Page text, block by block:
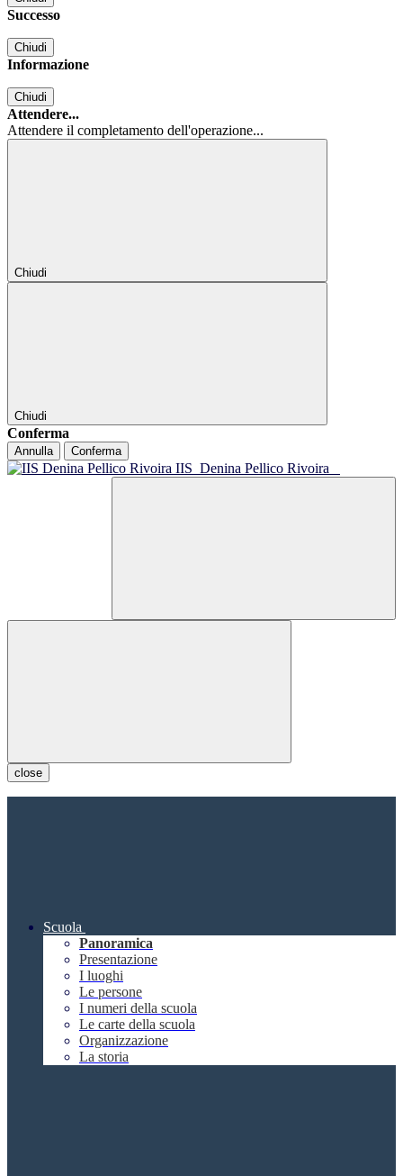
Successo
Chiudi
Informazione
Chiudi
Attendere...
Attendere il completamento dell'operazione...
Chiudi
Chiudi
Conferma
Annulla Conferma
IIS Denina Pellico Rivoira
close
Scuola
Panoramica
Presentazione
I luoghi
Le persone
I numeri della scuola
Le carte della scuola
Organizzazione
La storia